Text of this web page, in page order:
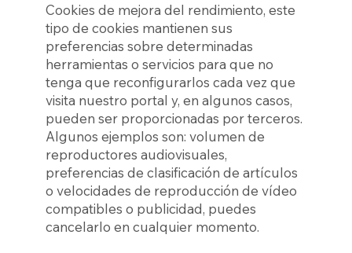
Cookies de mejora del rendimiento, este
tipo de cookies mantienen sus
preferencias sobre determinadas
herramientas o servicios para que no
tenga que reconfigurarlos cada vez que
visita nuestro portal y, en algunos casos,
pueden ser proporcionadas por terceros.
Algunos ejemplos son: volumen de
reproductores audiovisuales,
preferencias de clasificación de artículos
o velocidades de reproducción de vídeo
compatibles o publicidad, puedes
cancelarlo en cualquier momento.